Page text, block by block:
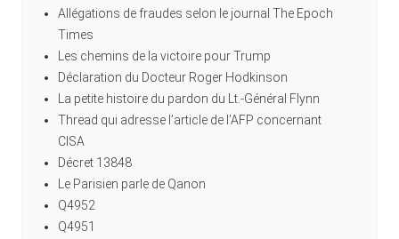
Allégations de fraudes selon le journal The Epoch
Times
Les chemins de la victoire pour Trump
Déclaration du Docteur Roger Hodkinson
La petite histoire du pardon du Lt.-Général Flynn
Thread qui adresse l’article de l’AFP concernant
CISA
Décret 13848
Le Parisien parle de Qanon
Q4952
Q4951